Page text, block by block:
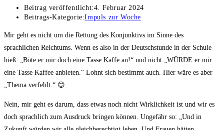
Beitrag veröffentlicht:4. Februar 2024
Beitrags-Kategorie:Impuls zur Woche
Mir geht es nicht um die Rettung des Konjunktivs im Sinne des
sprachlichen Reichtums. Wenn es also in der Deutschstunde in der Schule
hieß: „Böte er mir doch eine Tasse Kaffe an!“ und nicht „WÜRDE er mir
eine Tasse Kaffee anbieten.“ Lohnt sich bestimmt auch. Hier wäre es aber
„Thema verfehlt.“ 😊
Nein, mir geht es darum, dass etwas noch nicht Wirklichkeit ist und wir es
doch sprachlich zum Ausdruck bringen können. Ungefähr so: „Und in